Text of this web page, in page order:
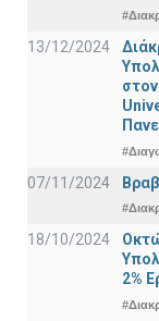
13/12/2024
07/11/2024
18/10/2024
2%